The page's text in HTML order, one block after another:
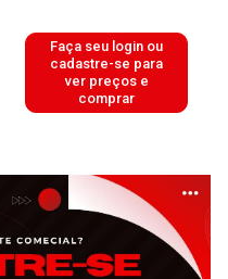
Faça seu login ou
cadastre-se para
ver preços e
comprar